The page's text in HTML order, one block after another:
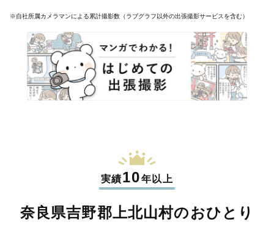
※自社所属カメラマンによる累計撮影数（ラブグラフ以外の出張撮影サービスを含む）
実績10年以上
奈良県吉野郡上北山村のおひとり